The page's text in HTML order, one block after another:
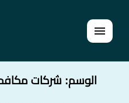
القائمة
الوسم: شركات